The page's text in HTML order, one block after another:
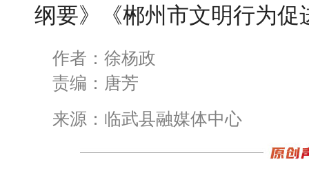
纲要》《郴州市文明行为
作者：徐杨政
责编：唐芳
来源：临武县融媒体中心